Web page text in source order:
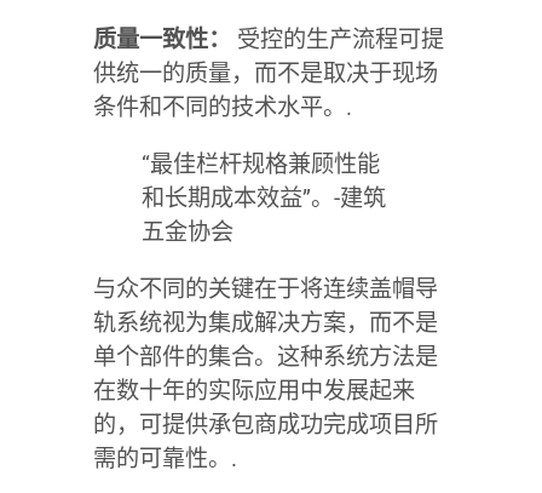
质量一致性：
受控的生产流程可提
供统一的质量，而不是取决于现场
条件和不同的技术水平。.
“最佳栏杆规格兼顾性能
和长期成本效益”。-建筑
五金协会
与众不同的关键在于将连续盖帽导
轨系统视为集成解决方案，而不是
单个部件的集合。这种系统方法是
在数十年的实际应用中发展起来
的，可提供承包商成功完成项目所
需的可靠性。.